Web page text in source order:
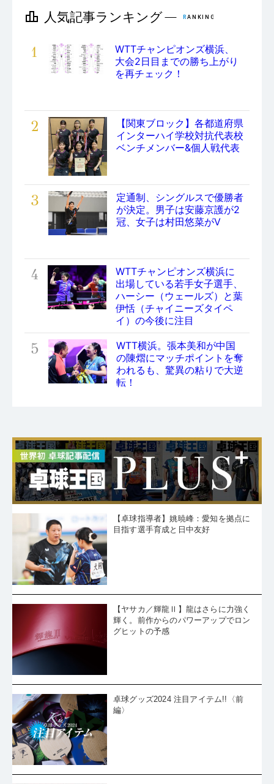
1
WTTチャンピオンズ横浜、
大会2日目までの勝ち上がり
を再チェック！
2
【関東ブロック】各都道府県
インターハイ学校対抗代表校
ベンチメンバー&個人戦代表
3
定通制、シングルスで優勝者
が決定。男子は安藤京護が2
冠、女子は村田悠菜がV
4
WTTチャンピオンズ横浜に
出場している若手女子選手、
ハーシー（ウェールズ）と葉
伊恬（チャイニーズタイペ
イ）の今後に注目
5
WTT横浜。張本美和が中国
の陳熠にマッチポイントを奪
われるも、驚異の粘りで大逆
転！
【卓球指導者】姚暁峰：愛知を拠点に
目指す選手育成と日中友好
【ヤサカ／輝龍Ⅱ】龍はさらに力強く
輝く。前作からのパワーアップでロン
グヒットの予感
卓球グッズ2024 注目アイテム!!〈前
編〉